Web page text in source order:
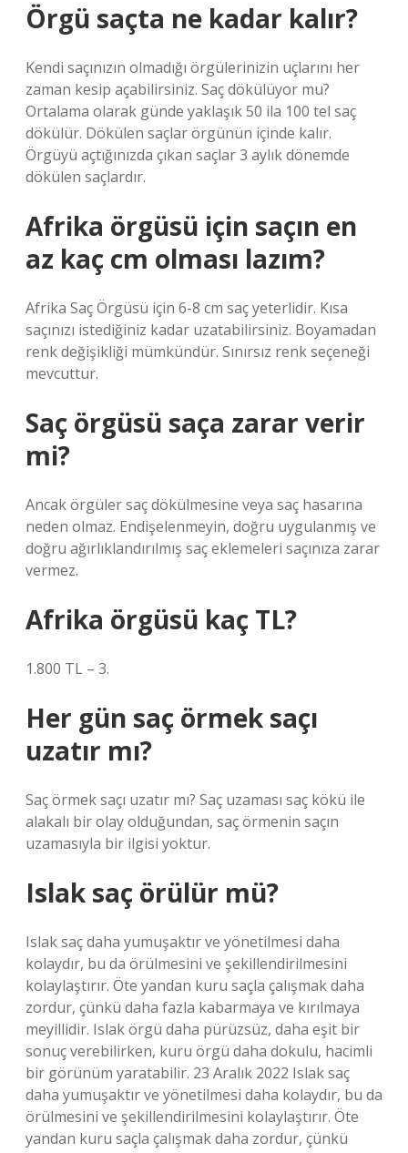
Örgü saçta ne kadar kalır?
Kendi saçınızın olmadığı örgülerinizin uçlarını her
zaman kesip açabilirsiniz. Saç dökülüyor mu?
Ortalama olarak günde yaklaşık 50 ila 100 tel saç
dökülür. Dökülen saçlar örgünün içinde kalır.
Örgüyü açtığınızda çıkan saçlar 3 aylık dönemde
dökülen saçlardır.
Afrika örgüsü için saçın en
az kaç cm olması lazım?
Afrika Saç Örgüsü için 6-8 cm saç yeterlidir. Kısa
saçınızı istediğiniz kadar uzatabilirsiniz. Boyamadan
renk değişikliği mümkündür. Sınırsız renk seçeneği
mevcuttur.
Saç örgüsü saça zarar verir
mi?
Ancak örgüler saç dökülmesine veya saç hasarına
neden olmaz. Endişelenmeyin, doğru uygulanmış ve
doğru ağırlıklandırılmış saç eklemeleri saçınıza zarar
vermez.
Afrika örgüsü kaç TL?
1.800 TL – 3.
Her gün saç örmek saçı
uzatır mı?
Saç örmek saçı uzatır mı? Saç uzaması saç kökü ile
alakalı bir olay olduğundan, saç örmenin saçın
uzamasıyla bir ilgisi yoktur.
Islak saç örülür mü?
Islak saç daha yumuşaktır ve yönetilmesi daha
kolaydır, bu da örülmesini ve şekillendirilmesini
kolaylaştırır. Öte yandan kuru saçla çalışmak daha
zordur, çünkü daha fazla kabarmaya ve kırılmaya
meyillidir. Islak örgü daha pürüzsüz, daha eşit bir
sonuç verebilirken, kuru örgü daha dokulu, hacimli
bir görünüm yaratabilir. 23 Aralık 2022 Islak saç
daha yumuşaktır ve yönetilmesi daha kolaydır, bu da
örülmesini ve şekillendirilmesini kolaylaştırır. Öte
yandan kuru saçla çalışmak daha zordur, çünkü